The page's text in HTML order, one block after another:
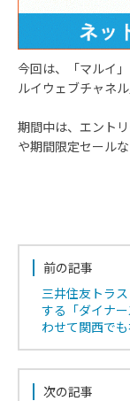
今回は、「マルイ
ルイウェブチャネ
期間中は、エント
や期間限定セール
前の記事
三井住友トラ
する「ダイナ
わせて関西でも
次の記事